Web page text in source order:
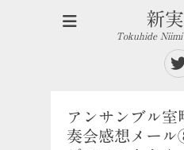
新
Tokuhide
アンサンブル室
奏会感想メー